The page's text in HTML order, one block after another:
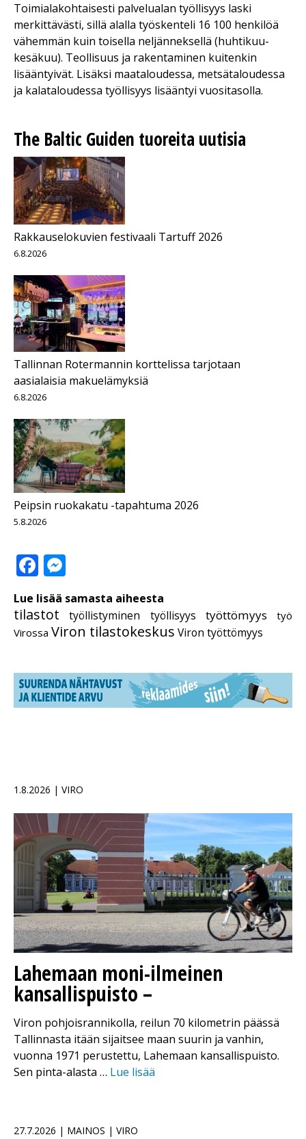
Toimialakohtaisesti palvelualan työllisyys laski
merkittävästi, sillä alalla työskenteli 16 100 henkilöä
vähemmän kuin toisella neljänneksellä (huhtikuu-
kesäkuu). Teollisuus ja rakentaminen kuitenkin
lisääntyivät. Lisäksi maataloudessa, metsätaloudessa
ja kalataloudessa työllisyys lisääntyi vuositasolla.
The Baltic Guiden tuoreita uutisia
Rakkauselokuvien festivaali Tartuff 2026
6.8.2026
Tallinnan Rotermannin korttelissa tarjotaan
aasialaisia makuelämyksiä
6.8.2026
Peipsin ruokakatu -tapahtuma 2026
5.8.2026
Facebook
Lue lisää samasta aiheesta
tilastot työllistyminen työllisyys työttömyys
työ
Virossa Viron tilastokeskus Viron työttömyys
1.8.2026 | VIRO
Lahemaan moni-ilmeinen
kansallispuisto –
Viron pohjoisrannikolla, reilun 70 kilometrin päässä
Tallinnasta itään sijaitsee maan suurin ja vanhin,
vuonna 1971 perustettu, Lahemaan kansallispuisto.
Sen pinta-alasta … Lue lisää
27.7.2026 | MAINOS | VIRO